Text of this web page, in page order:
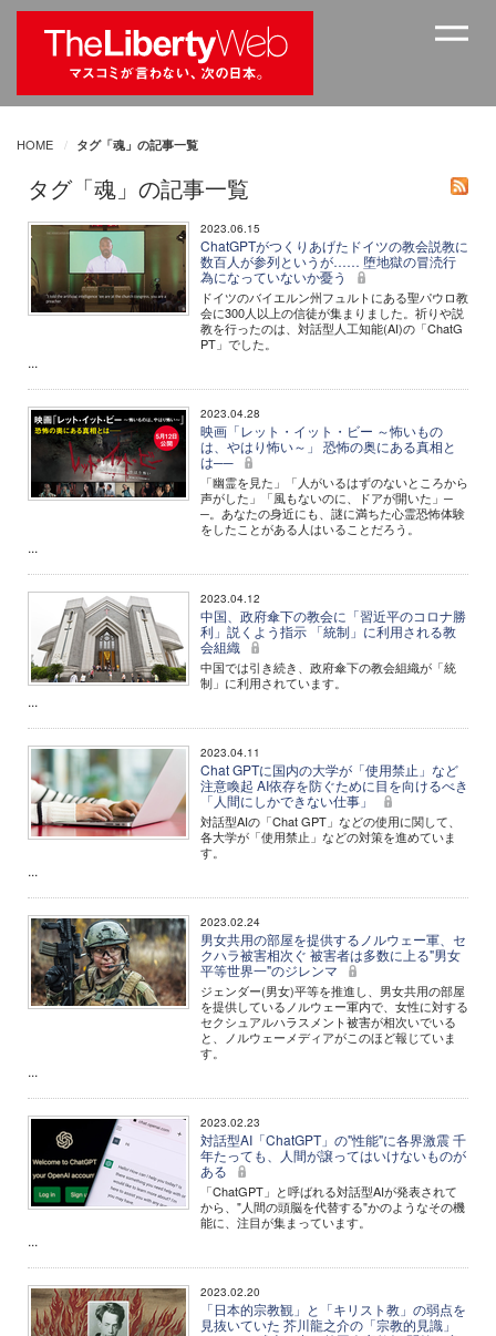
HOME タグ「魂」の記事一覧
タグ「魂」の記事一覧
2023.06.15
ChatGPTがつくりあげたドイツの教会説教に
数百人が参列というが…… 堕地獄の冒涜行
為になっていないか憂う
ドイツのバイエルン州フュルトにある聖パウロ教
会に300人以上の信徒が集まりました。祈りや説
教を行ったのは、対話型人工知能(AI)の「ChatG
PT」でした。
...
2023.04.28
映画「レット・イット・ビー ～怖いもの
は、やはり怖い～」 恐怖の奥にある真相と
は──
「幽霊を見た」「人がいるはずのないところから
声がした」「風もないのに、ドアが開いた」─
─。あなたの身近にも、謎に満ちた心霊恐怖体験
をしたことがある人はいることだろう。
...
2023.04.12
中国、政府傘下の教会に「習近平のコロナ勝
利」説くよう指示 「統制」に利用される教
会組織
中国では引き続き、政府傘下の教会組織が「統
制」に利用されています。
...
2023.04.11
Chat GPTに国内の大学が「使用禁止」など
注意喚起 AI依存を防ぐために目を向けるべき
「人間にしかできない仕事」
対話型AIの「Chat GPT」などの使用に関して、
各大学が「使用禁止」などの対策を進めていま
す。
...
2023.02.24
男女共用の部屋を提供するノルウェー軍、セ
クハラ被害相次ぐ 被害者は多数に上る"男女
平等世界一"のジレンマ
ジェンダー(男女)平等を推進し、男女共用の部屋
を提供しているノルウェー軍内で、女性に対する
セクシュアルハラスメント被害が相次いでいる
と、ノルウェーメディアがこのほど報じていま
す。
...
2023.02.23
対話型AI「ChatGPT」の"性能"に各界激震 千
年たっても、人間が譲ってはいけないものが
ある
「ChatGPT」と呼ばれる対話型AIが発表されて
から、"人間の頭脳を代替する"かのようなその機
能に、注目が集まっています。
...
2023.02.20
「日本的宗教観」と「キリスト教」の弱点を
見抜いていた 芥川龍之介の「宗教的見識」